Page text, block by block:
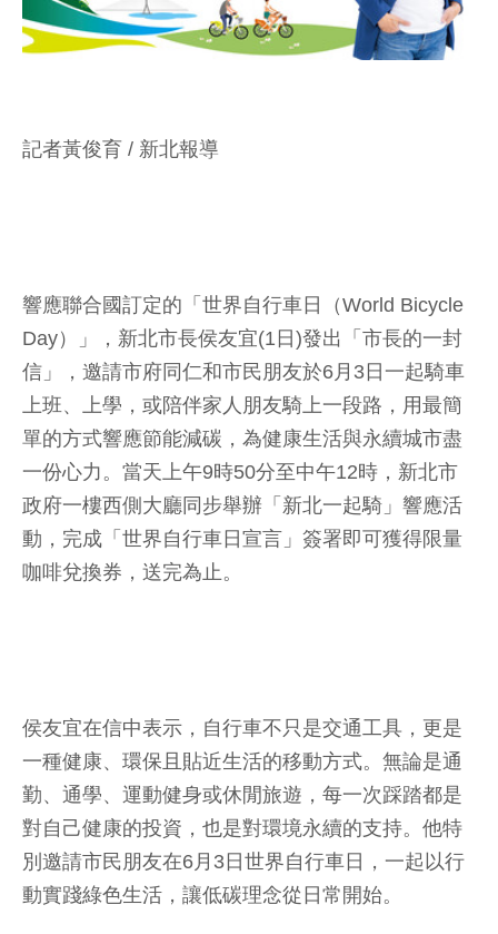
記者黃俊育 / 新北報導
響應聯合國訂定的「世界自行車日（World Bicycle
Day）」，新北市長侯友宜(1日)發出「市長的一封
信」，邀請市府同仁和市民朋友於6月3日一起騎車
上班、上學，或陪伴家人朋友騎上一段路，用最簡
單的方式響應節能減碳，為健康生活與永續城市盡
一份心力。當天上午9時50分至中午12時，新北市
政府一樓西側大廳同步舉辦「新北一起騎」響應活
動，完成「世界自行車日宣言」簽署即可獲得限量
咖啡兌換券，送完為止。
侯友宜在信中表示，自行車不只是交通工具，更是
一種健康、環保且貼近生活的移動方式。無論是通
勤、通學、運動健身或休閒旅遊，每一次踩踏都是
對自己健康的投資，也是對環境永續的支持。他特
別邀請市民朋友在6月3日世界自行車日，一起以行
動實踐綠色生活，讓低碳理念從日常開始。